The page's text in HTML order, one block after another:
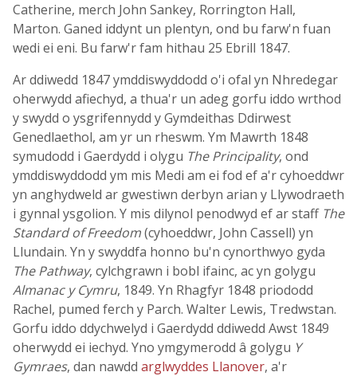
Catherine, merch John Sankey, Rorrington Hall,
Marton. Ganed iddynt un plentyn, ond bu farw'n fuan
wedi ei eni. Bu farw'r fam hithau 25 Ebrill 1847.
Ar ddiwedd 1847 ymddiswyddodd o'i ofal yn Nhredegar
oherwydd afiechyd, a thua'r un adeg gorfu iddo wrthod
y swydd o ysgrifennydd y Gymdeithas Ddirwest
Genedlaethol, am yr un rheswm. Ym Mawrth 1848
symudodd i Gaerdydd i olygu The Principality, ond
ymddiswyddodd ym mis Medi am ei fod ef a'r cyhoeddwr
yn anghydweld ar gwestiwn derbyn arian y Llywodraeth
i gynnal ysgolion. Y mis dilynol penodwyd ef ar staff The
Standard of Freedom(cyhoeddwr, John Cassell) yn
Llundain. Yn y swyddfa honno bu'n cynorthwyo gyda
The Pathway, cylchgrawn i bobl ifainc, ac yn golygu
Almanac y Cymru, 1849. Yn Rhagfyr 1848 priododd
Rachel, pumed ferch y Parch. Walter Lewis, Tredwstan.
Gorfu iddo ddychwelyd i Gaerdydd ddiwedd Awst 1849
oherwydd ei iechyd. Yno ymgymerodd â golygu Y
Gymraes, dan nawdd arglwyddes Llanover, a'r